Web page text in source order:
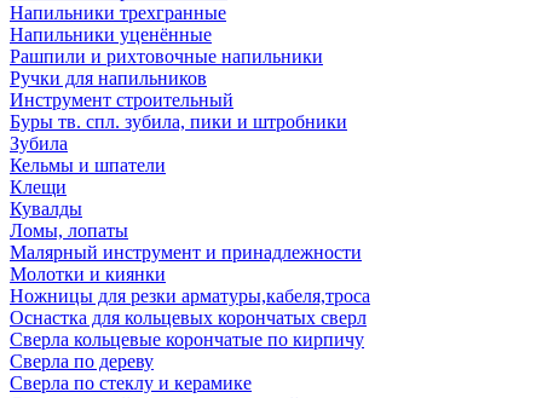
Напильники трехгранные
Напильники уценённые
Рашпили и рихтовочные напильники
Ручки для напильников
Инструмент строительный
Буры тв. спл. зубила, пики и штробники
Зубила
Кельмы и шпатели
Клещи
Кувалды
Ломы, лопаты
Малярный инструмент и принадлежности
Молотки и киянки
Ножницы для резки арматуры,кабеля,троса
Оснастка для кольцевых корончатых сверл
Сверла кольцевые корончатые по кирпичу
Сверла по дереву
Сверла по стеклу и керамике